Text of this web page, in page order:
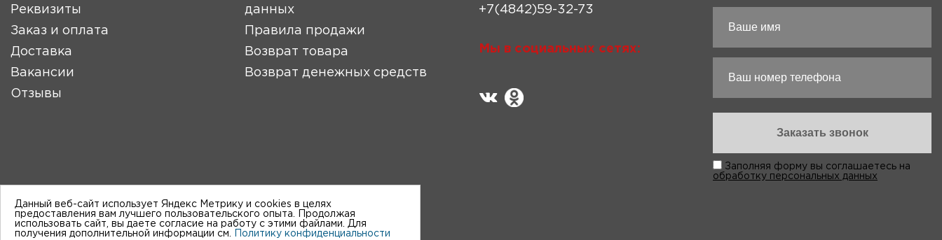
Реквизиты
Заказ и оплата
Доставка
Вакансии
Отзывы
данных
Правила продажи
Возврат товара
Возврат денежных средств
+7(4842)59-32-73
Мы в социальных сетях:
Заполняя форму вы соглашаетесь на
обработку персональных данных
Данный веб-сайт использует Яндекс Метрику и cookies в целях
предоставления вам лучшего пользовательского опыта. Продолжая
использовать сайт, вы даете согласие на работу с этими файлами. Для
получения дополнительной информации см.
Политику конфиденциальности